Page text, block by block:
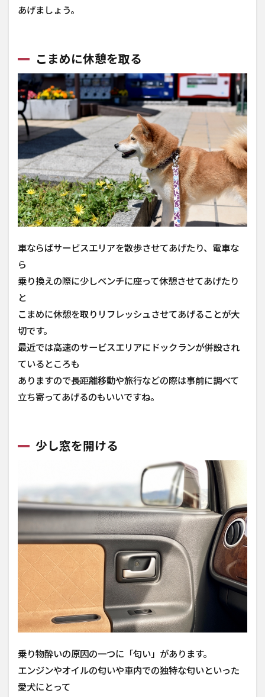
あげましょう。
こまめに休憩を取る
車ならばサービスエリアを散歩させてあげたり、電車な
ら
乗り換えの際に少しベンチに座って休憩させてあげたり
と
こまめに休憩を取りリフレッシュさせてあげることが大
切です。
最近では高速のサービスエリアにドックランが併設され
ているところも
ありますので長距離移動や旅行などの際は事前に調べて
立ち寄ってあげるのもいいですね。
少し窓を開ける
乗り物酔いの原因の一つに「匂い」があります。
エンジンやオイルの匂いや車内での独特な匂いといった
愛犬にとって